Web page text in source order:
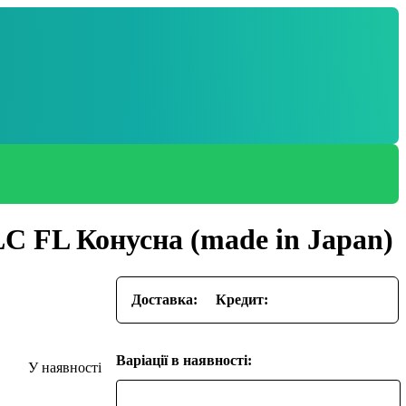
FL Конусна (made in Japan)
Доставка: Кредит:
Варіації в наявності: